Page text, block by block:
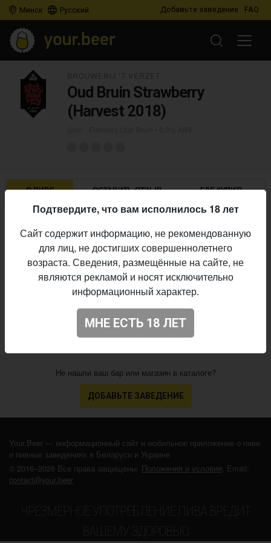
Минск Русский Добавьте заведение FAQ
Oud Bruin Strawberry
(Harvest 2018)
О ПИВЕ ОСТАВИТЬ ОТЗЫВ ГДЕ КУПИТЬ
Стиль:
Sour - Flanders Oud Bruin
Алкоголь:
6,0%
выпуска:
29.12.2018
N/A
Не нашли ваш бар или магазин в каталоге?
ДОБАВЬТЕ ЗАВЕДЕНИЕ
Your.Beer — информационный сайт и мобильное приложение о пиве
и пивных заведениях в Беларуси и Украине
© 2016–2026 Все права защищены. Положения и условия. Email:
contact@your.beer
ЧРЕЗМЕРНОЕ УПОТРЕБЛЕНИЕ ПИВА ВРЕДИТ
ВАШЕМУ ЗДОРОВЬЮ
Подтвердите, что вам исполнилось 18 лет
Сайт содержит информацию, не рекомендованную
для лиц, не достигших совершеннолетнего
возраста. Сведения, размещённые на сайте, не
являются рекламой и носят исключительно
информационный характер.
МНЕ ЕСТЬ 18 ЛЕТ